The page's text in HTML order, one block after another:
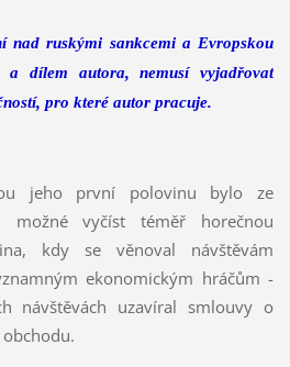
nad ruskými sankcemi a Evropskou
dílem autora, nemusí vyjadřovat
pro které autor pracuje.
jeho první polovinu bylo ze
možné vyčíst téměř horečnou
kdy se věnoval návštěvám
ekonomickým hráčům -
návštěvách uzavíral smlouvy o